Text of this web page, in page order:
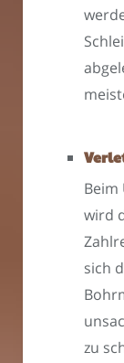
Beim
wird
sich
zu